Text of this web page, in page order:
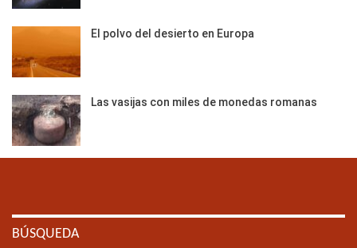
El polvo del desierto en Europa
Las vasijas con miles de monedas romanas
BÚSQUEDA